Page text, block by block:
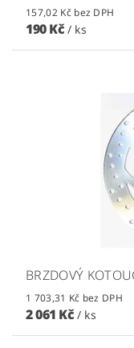
157,02 Kč bez DPH
190 Kč / ks
BRZDOVÝ
1 703,31 Kč bez DPH
2 061 Kč / ks